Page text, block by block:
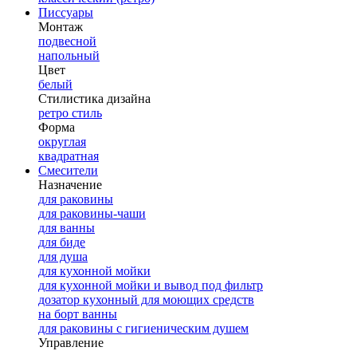
Писсуары
Монтаж
подвесной
напольный
Цвет
белый
Стилистика дизайна
ретро стиль
Форма
округлая
квадратная
Смесители
Назначение
для раковины
для раковины-чаши
для ванны
для биде
для душа
для кухонной мойки
для кухонной мойки и вывод под фильтр
дозатор кухонный для моющих средств
на борт ванны
для раковины с гигиеническим душем
Управление